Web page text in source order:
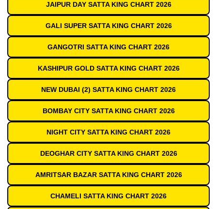
JAIPUR DAY SATTA KING CHART 2026
GALI SUPER SATTA KING CHART 2026
GANGOTRI SATTA KING CHART 2026
KASHIPUR GOLD SATTA KING CHART 2026
NEW DUBAI (2) SATTA KING CHART 2026
BOMBAY CITY SATTA KING CHART 2026
NIGHT CITY SATTA KING CHART 2026
DEOGHAR CITY SATTA KING CHART 2026
AMRITSAR BAZAR SATTA KING CHART 2026
CHAMELI SATTA KING CHART 2026